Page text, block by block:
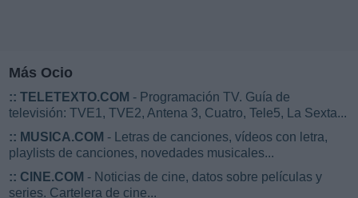
Más Ocio
:: TELETEXTO.COM - Programación TV. Guía de
televisión: TVE1, TVE2, Antena 3, Cuatro, Tele5, La Sexta...
:: MUSICA.COM - Letras de canciones, vídeos con letra,
playlists de canciones, novedades musicales...
:: CINE.COM - Noticias de cine, datos sobre películas y
series. Cartelera de cine...